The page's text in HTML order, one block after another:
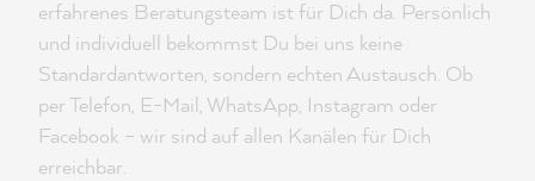
erfahrenes Beratungsteam ist für Dich da. Persönlich
und individuell bekommst Du bei uns keine
Standardantworten, sondern echten Austausch. Ob
per Telefon, E-Mail, WhatsApp, Instagram oder
Facebook – wir sind auf allen Kanälen für Dich
erreichbar.